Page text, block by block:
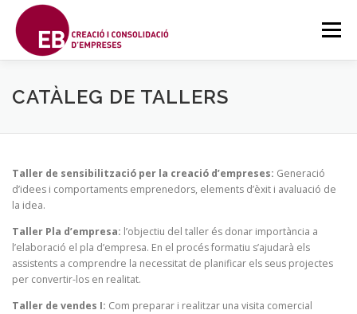
contenido
Menú
SOBRE EBCCE FORMACIONS
CATÀLEG DE TALLERS
Taller de sensibilització per la creació d’empreses: Generació
d’idees i comportaments emprenedors, elements d’èxit i avaluació de
la idea.
Taller Pla d’empresa: l’objectiu del taller és donar importància a
l’elaboració el pla d’empresa. En el procés formatiu s’ajudarà els
assistents a comprendre la necessitat de planificar els seus projectes
per convertir-los en realitat.
Taller de vendes I: Com preparar i realitzar una visita comercial